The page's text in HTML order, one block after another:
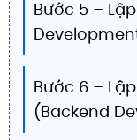
Bước 5 –
Bước 6 –
(Backend